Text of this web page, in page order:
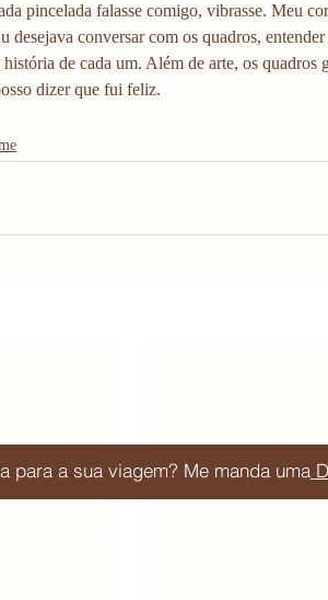
pincelada falasse comigo, vibrasse. Meu
desejava conversar com os quadros,
história de cada um. Além de arte, os quadros
dizer que fui feliz.
para a sua viagem? Me manda uma